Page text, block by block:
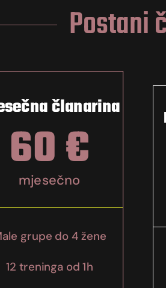
Postani
članarina
60 €
mjesečno
grupe do 4 žene
12 treninga od 1h